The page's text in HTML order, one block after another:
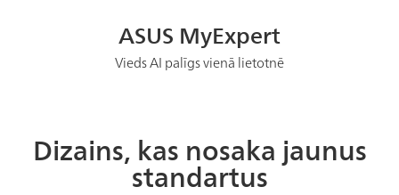
ASUS MyExpert
Vieds AI palīgs vienā lietotnē
Dizains, kas nosaka jaunus
standartus